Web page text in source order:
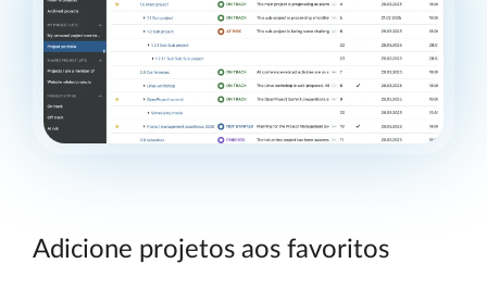
Adicione projetos aos favoritos